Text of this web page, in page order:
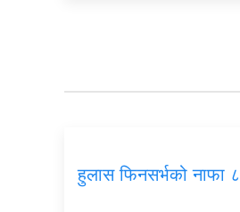
हुलास फिनसर्भको नाफा